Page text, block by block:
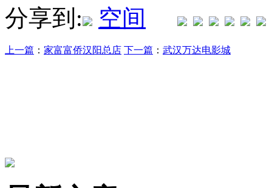
分享到:
上一篇 ： 家富富侨汉阳总店 下一篇 ： 武汉万达电影城